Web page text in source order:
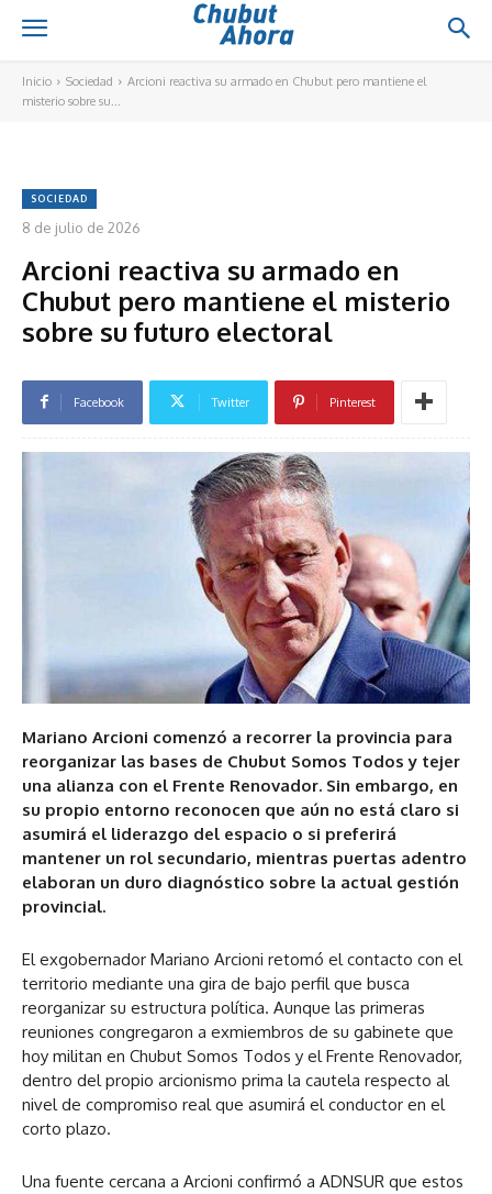
Inicio Sociedad
Arcioni reactiva su armado en Chubut pero mantiene el
misterio sobre su...
SOCIEDAD
8 de julio de 2026
Arcioni reactiva su armado en
Chubut pero mantiene el misterio
sobre su futuro electoral
Facebook Twitter Pinterest
Mariano Arcioni comenzó a recorrer la provincia para
reorganizar las bases de Chubut Somos Todos y tejer
una alianza con el Frente Renovador. Sin embargo, en
su propio entorno reconocen que aún no está claro si
asumirá el liderazgo del espacio o si preferirá
mantener un rol secundario, mientras puertas adentro
elaboran un duro diagnóstico sobre la actual gestión
provincial.
El exgobernador Mariano Arcioni retomó el contacto con el
territorio mediante una gira de bajo perfil que busca
reorganizar su estructura política. Aunque las primeras
reuniones congregaron a exmiembros de su gabinete que
hoy militan en Chubut Somos Todos y el Frente Renovador,
dentro del propio arcionismo prima la cautela respecto al
nivel de compromiso real que asumirá el conductor en el
corto plazo.
Una fuente cercana a Arcioni confirmó a ADNSUR que estos